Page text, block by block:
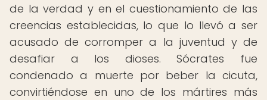
de la verdad y en el cuestionamiento de las
creencias establecidas, lo que lo llevó a ser
acusado de corromper a la juventud y de
desafiar a los dioses. Sócrates fue
condenado a muerte por beber la cicuta,
convirtiéndose en uno de los mártires más